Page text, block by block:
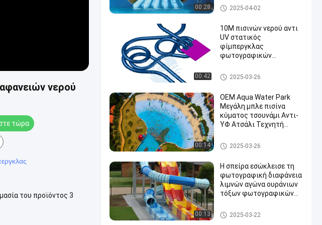
νερού
τώρα
του προϊόντος 3
00:28
πολλαπλάσιες για την
εμπορικά πισίνα/το σπίτι
Φωτογραφική διαφάνεια πάρ
κων νερού
2025-04-02
00:42
10M πισινών νερού αντι
UV στατικός
φίμπεργκλας
φωτογραφικών
εσωκλειόμενος διπλάσιο
Φωτογραφική διαφάνεια νερ
ού πισινών
2025-03-26
00:14
OEM Aqua Water Park
Μεγάλη μπλε πισίνα
κύματος τσουνάμι Αντι-
ΥΦ Ατσάλι Τεχνητή
λίμνη κυμάτων κυματωγών
2025-03-26
00:13
Η σπείρα εσώκλεισε τη
φωτογραφική διαφάνεια
λιμνών αγώνα ουράνιων
τόξων φωτογραφικών
οδηγημένη ελαφριά
επίδραση
Φωτογραφική διαφάνεια νερ
ού δρομέων χαλιών
2025-03-22